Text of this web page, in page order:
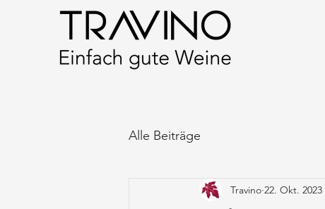
Alle Beiträge
Travino 22. Okt. 2023